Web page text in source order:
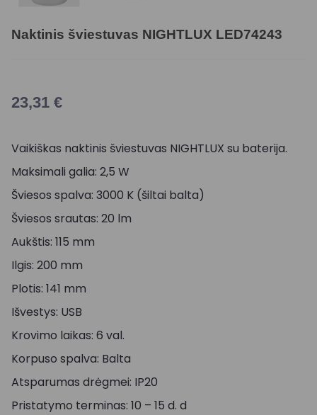
Naktinis šviestuvas NIGHTLUX LED74243
23,31 €
Vaikiškas naktinis šviestuvas NIGHTLUX su baterija.
Maksimali galia: 2,5 W
Šviesos spalva: 3000 K (šiltai balta)
Šviesos srautas: 20 lm
Aukštis: 115 mm
Ilgis: 200 mm
Plotis: 141 mm
Išvestys: USB
Krovimo laikas: 6 val.
Korpuso spalva: Balta
Atsparumas drėgmei: IP20
Pristatymo terminas: 10 – 15 d. d